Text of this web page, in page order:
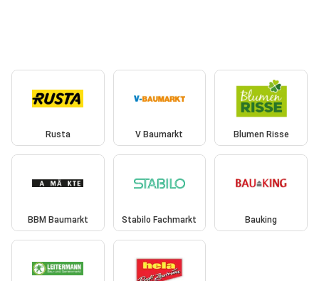
Rusta V Baumarkt Blumen Risse
BBM Baumarkt Stabilo Fachmarkt Bauking